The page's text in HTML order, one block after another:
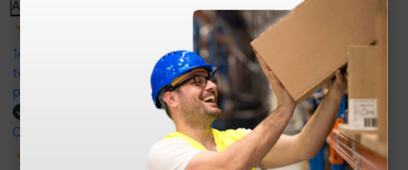
Anterior
14 Jul 2026
todo correcto. podria señalar que un poco caro los portes y el
plazo de entrega se alarga.
Comprador verificado